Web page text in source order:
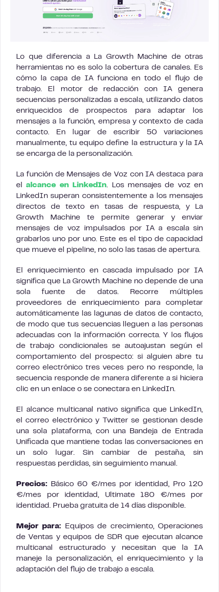
Lo que diferencia a La Growth Machine de otras
herramientas no es solo la cobertura de canales. Es
cómo la capa de IA funciona en todo el flujo de
trabajo. El motor de redacción con IA genera
secuencias personalizadas a escala, utilizando datos
enriquecidos de prospectos para adaptar los
mensajes a la función, empresa y contexto de cada
contacto. En lugar de escribir 50 variaciones
manualmente, tu equipo define la estructura y la IA
se encarga de la personalización.
La función de Mensajes de Voz con IA destaca para
elalcance en LinkedIn . Los mensajes de voz en
LinkedIn superan consistentemente a los mensajes
directos de texto en tasas de respuesta, y La
Growth Machine te permite generar y enviar
mensajes de voz impulsados por IA a escala sin
grabarlos uno por uno. Este es el tipo de capacidad
que mueve el pipeline, no solo las tasas de apertura.
El enriquecimiento en cascada impulsado por IA
significa que La Growth Machine no depende de una
sola fuente de datos. Recorre múltiples
proveedores de enriquecimiento para completar
automáticamente las lagunas de datos de contacto,
de modo que tus secuencias lleguen a las personas
adecuadas con la información correcta. Y los flujos
de trabajo condicionales se autoajustan según el
comportamiento del prospecto: si alguien abre tu
correo electrónico tres veces pero no responde, la
secuencia responde de manera diferente a si hiciera
clic en un enlace o se conectara en LinkedIn.
El alcance multicanal nativo significa que LinkedIn,
el correo electrónico y Twitter se gestionan desde
una sola plataforma, con una Bandeja de Entrada
Unificada que mantiene todas las conversaciones en
un solo lugar. Sin cambiar de pestaña, sin
respuestas perdidas, sin seguimiento manual.
Precios: Básico 60 €/mes por identidad, Pro 120
€/mes por identidad, Ultimate 180 €/mes por
identidad. Prueba gratuita de 14 días disponible.
Mejor para: Equipos de crecimiento, Operaciones
de Ventas y equipos de SDR que ejecutan alcance
multicanal estructurado y necesitan que la IA
maneje la personalización, el enriquecimiento y la
adaptación del flujo de trabajo a escala.